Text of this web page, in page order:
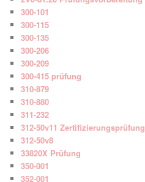
300-101
300-115
300-135
300-206
300-209
300-415 prüfung
310-879
310-880
311-232
312-50v11 Zertifizierungsprüfung
312-50v8
33820X Prüfung
350-001
352-001